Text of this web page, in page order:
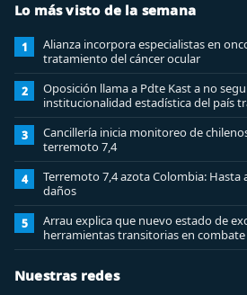
Lo más visto de la semana
1
Alianza incorpora especialistas en
tratamiento del cáncer ocular
2
Oposición llama a Pdte Kast a no
institucionalidad estadística del país
3
Cancillería inicia monitoreo de
terremoto 7,4
4
Terremoto 7,4 azota Colombia: Hasta ahora 21 muertos y graves
daños
5
Arrau explica que nuevo estado de
herramientas transitorias en
Nuestras redes